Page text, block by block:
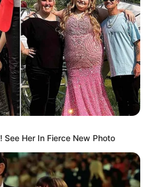
See Her In Fierce New Photo